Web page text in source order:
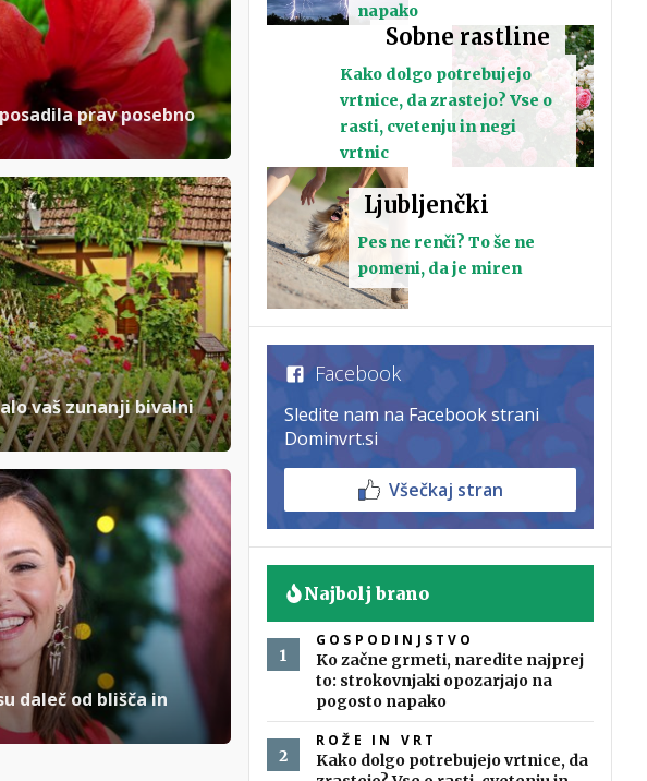
prav posebno
vaš zunanji bivalni
daleč od blišča in
napako
Sobne rastline
Kako dolgo potrebujejo
vrtnice, da zrastejo? Vse o
rasti, cvetenju in negi
vrtnic
Ljubljenčki
Pes ne renči? To še ne
pomeni, da je miren
Facebook
Sledite nam na Facebook strani
Dominvrt.si
Všečkaj stran
Najbolj brano
GOSPODINJSTVO
Ko začne grmeti, naredite najprej
to: strokovnjaki opozarjajo na
pogosto napako
ROŽE IN VRT
Kako dolgo potrebujejo vrtnice, da